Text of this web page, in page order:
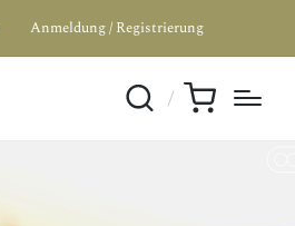
Anmeldung / Registrierung